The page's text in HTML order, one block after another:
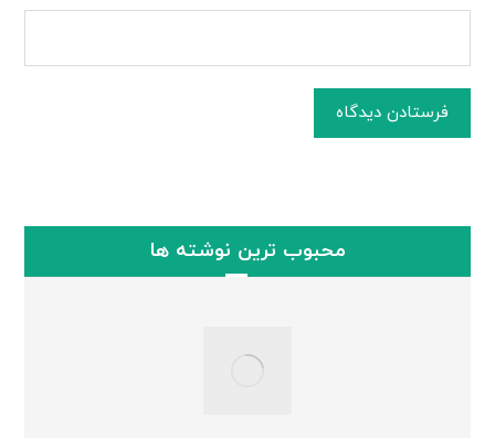
فرستادن دیدگاه
محبوب ترین نوشته ها